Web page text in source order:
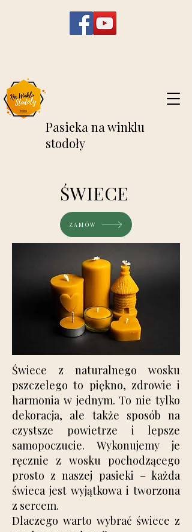
Pasieka na winklu
stodoły
ŚWIECE
ZAMÓW
Świece z naturalnego wosku
pszczelego to piękno, zdrowie i
harmonia w jednym. To nie tylko
dekoracja, ale także sposób na
czystsze powietrze i lepsze
samopoczucie. Wykonujemy je
ręcznie z wosku pochodzącego
prosto z naszej pasieki – każda
świeca jest wyjątkowa i tworzona
z sercem.
Dlaczego warto wybrać świece z